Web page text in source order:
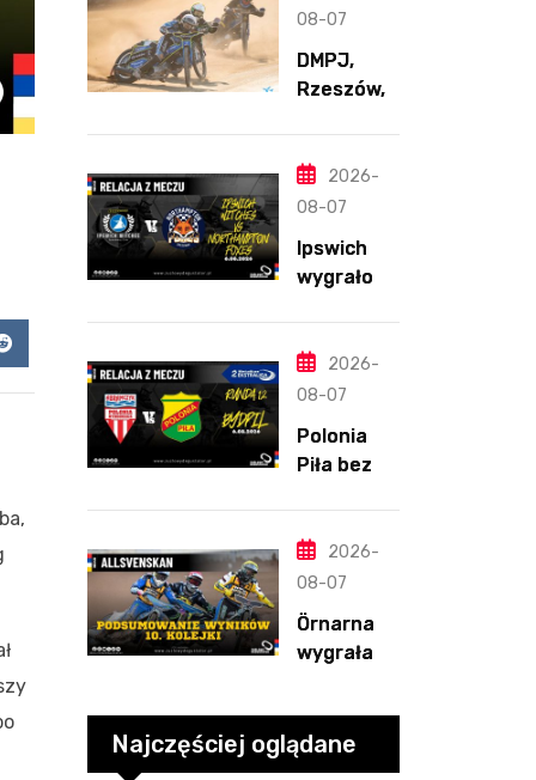
Reddit
półfinału
Bikernieku
08-07
DMPJ,
Rzeszów,
wa,
5.06.2026
2026-
08-07
Ipswich
wygrało z
pomimo
straty
Kosmiczny
mecz
Ellisa
2026-
08-07
Polonia
Piła bez
y. „Gryfy”
z
dwunasty
m
zwycięstw
2026-
08-07
Örnarna
wygrała
zasadnicz
ą. Debiut
Tondera w
Najczęściej oglądane